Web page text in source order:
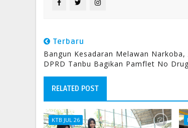
Terbaru
Bangun Kesadaran Melawan Narkoba,
DPRD Tanbu Bagikan Pamflet No
RELATED POST
KTB JUL 26